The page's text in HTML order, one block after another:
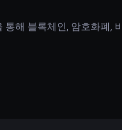
해 블록체인, 암호화폐,